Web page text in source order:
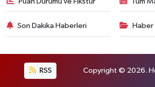
Son Dakika Haberleri Haber
RSS Copyright © 2026.